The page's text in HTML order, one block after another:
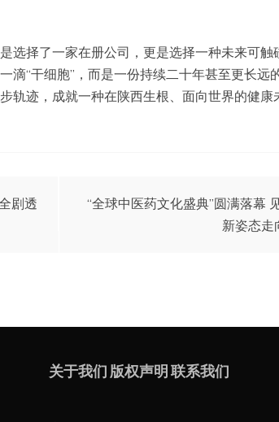
选择了一家在册公司，更是选择一种未来可触
“干细胞”，而是一份持续二十年甚至更长远
迹，成就一种在陕西生根、面向世界的健康
剧透
“全球中医药文化盛典”圆满落幕
新姿态走
关于我们 版权声明 联系我们